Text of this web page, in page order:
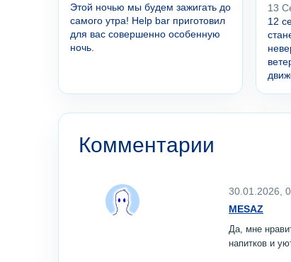
Этой ночью мы будем зажигать до
самого утра! Help bar приготовил
для вас совершенно особенную
ночь.
13
12
Комментарии
30.01.2026,
MESAZ
Да, мне
напитков и